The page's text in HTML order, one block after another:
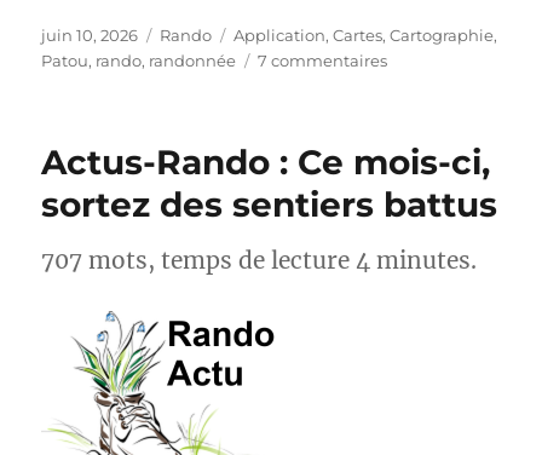
Publié
le
juin 10, 2026 Catégories
Rando Étiquettes
Application,Cartes,Cartographie,
Patou, rando, randonnée 7 commentairessur
carte
pour
savoir
se
Actus-Rando : Ce mois-ci,
sortez des sentiers battus
707 mots, temps de lecture 4 minutes.